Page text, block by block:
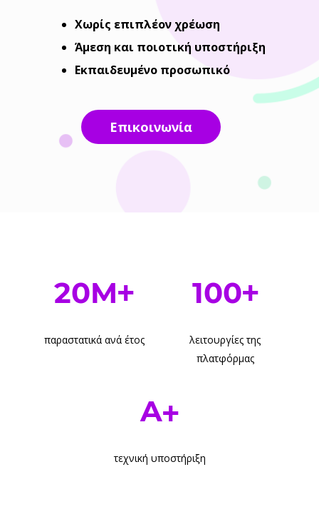
Χωρίς επιπλέον χρέωση
Άμεση και ποιοτική υποστήριξη
Εκπαιδευμένο προσωπικό
Επικοινωνία
20M+
παραστατικά ανά έτος
100+
λειτουργίες της
πλατφόρμας
A+
τεχνική υποστήριξη